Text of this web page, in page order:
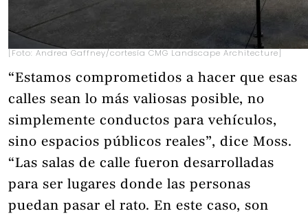
[Foto: Andrea Gaffney/cortesía CMG Landscape Architecture]
“Estamos comprometidos a hacer que esas
calles sean lo más valiosas posible, no
simplemente conductos para vehículos,
sino espacios públicos reales”, dice Moss.
“Las salas de calle fueron desarrolladas
para ser lugares donde las personas
puedan pasar el rato. En este caso, son